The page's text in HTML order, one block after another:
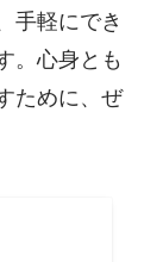
手軽にでき
。心身とも
ために、ぜ